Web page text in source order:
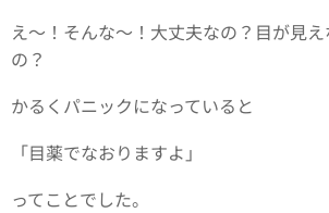
え〜！そんな〜！大丈夫なの？目が見
の？
かるくパニックになっていると
「目薬でなおりますよ」
ってことでした。